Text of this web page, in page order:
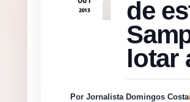
2013
de
lotar
Por Jornalista Domingos Costa